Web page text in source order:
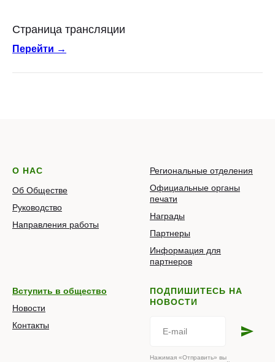
Страница трансляции
Перейти →
О НАС
Об Обществе
Руководство
Направления работы
Региональные отделения
Официальные органы
печати
Награды
Партнеры
Информация для
партнеров
Вступить в общество
Новости
Контакты
ПОДПИШИТЕСЬ НА
НОВОСТИ
Нажимая «Отправить» вы